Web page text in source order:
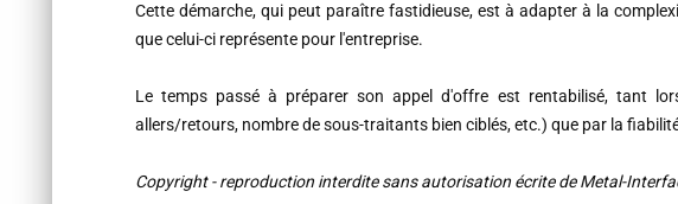
Cette démarche, qui peut paraître fastidieuse, est à adapter à la
que celui-ci représente pour l'entreprise.
Le temps passé à préparer son appel d'offre est rentabilisé, tant
allers/retours, nombre de sous-traitants bien ciblés, etc.) que par la
Copyright - reproduction interdite sans autorisation écrite de Metal-